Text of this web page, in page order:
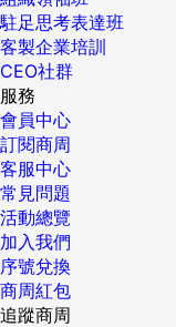
駐足思考表達班
客製企業培訓
CEO社群
服務
會員中心
訂閱商周
客服中心
常見問題
活動總覽
加入我們
序號兌換
商周紅包
追蹤商周